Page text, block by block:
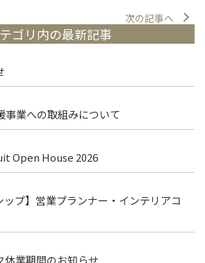
次の記事へ
ゴリ内の最新記事
事業への取組みについて
Open House 2026
ップ】営業プランナー・インテリアコ
休業期間のお知らせ